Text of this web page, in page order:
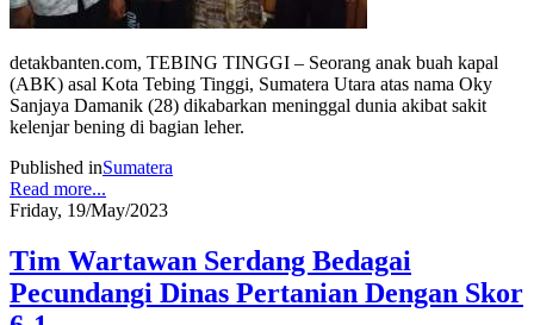
detakbanten.com, TEBING TINGGI – Seorang anak buah kapal
(ABK) asal Kota Tebing Tinggi, Sumatera Utara atas nama Oky
Sanjaya Damanik (28) dikabarkan meninggal dunia akibat sakit
kelenjar bening di bagian leher.
Published inSumatera
Read more...
Friday, 19/May/2023
Tim Wartawan Serdang Bedagai
Pecundangi Dinas Pertanian Dengan Skor